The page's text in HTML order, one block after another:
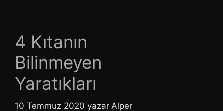
4 Kıtanın
Bilinmeyen
Yaratıkları
10 Temmuz 2020 yazar Alper